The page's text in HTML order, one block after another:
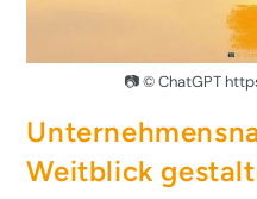
📷 © ChatGPT
Weitblick